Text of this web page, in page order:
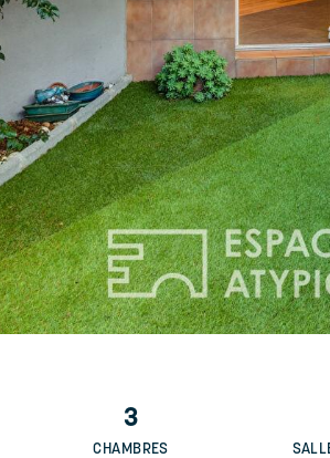
3
CHAMBRES